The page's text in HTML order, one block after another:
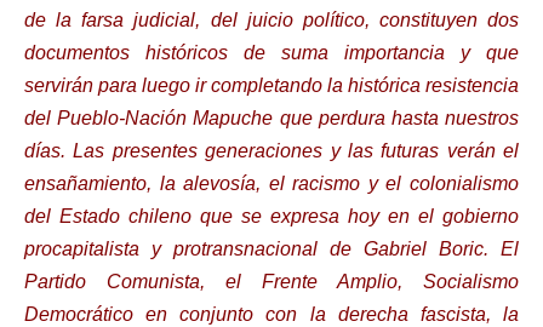
de la farsa judicial, del juicio político, constituyen dos
documentos históricos de suma importancia y que
servirán para luego ir completando la histórica resistencia
del Pueblo-Nación Mapuche que perdura hasta nuestros
días. Las presentes generaciones y las futuras verán el
ensañamiento, la alevosía, el racismo y el colonialismo
del Estado chileno que se expresa hoy en el gobierno
procapitalista y protransnacional de Gabriel Boric. El
Partido Comunista, el Frente Amplio, Socialismo
Democrático en conjunto con la derecha fascista, la